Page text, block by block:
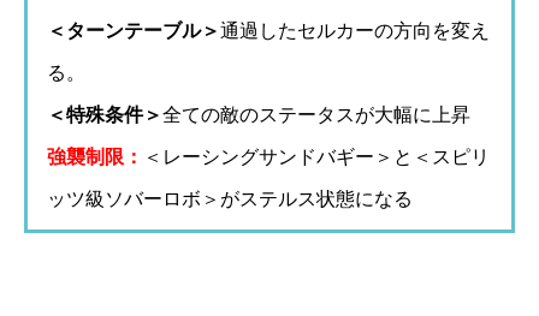
＜ターンテーブル＞通過したセルカーの方向を変え
る。
＜特殊条件＞全ての敵のステータスが大幅に上昇
強襲制限： ＜レーシングサンドバギー＞と＜スピリ
ッツ級ソバーロボ＞がステルス状態になる